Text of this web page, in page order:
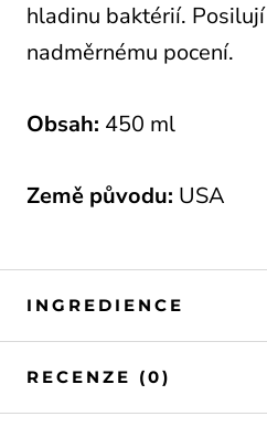
hladinu baktérií.
nadměrnému pocení.
Obsah: 450 ml
Země původu: USA
INGREDIENCE
RECENZE (0)